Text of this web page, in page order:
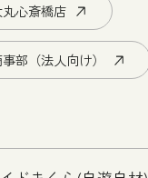
心斎橋店
部（法人向け）